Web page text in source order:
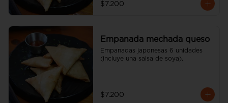
$7.200
Empanada mechada queso
Empanadas japonesas 6 unidades
(incluye una salsa de soya).
$7.200